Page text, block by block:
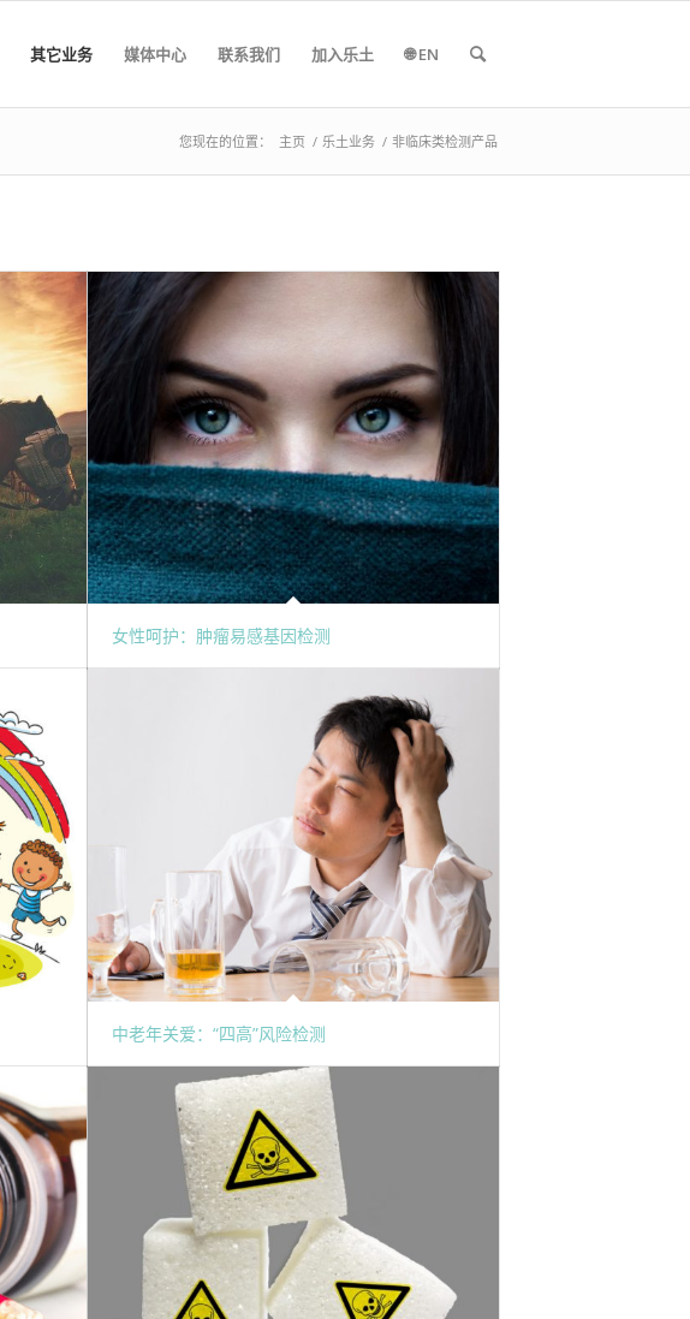
其它业务 媒体中心 联系我们 加入乐土 🌐 EN
您现在的位置： 主页 / 乐土业务 / 非临床类检测产品
女性呵护：肿瘤易感基因检测
中老年关爱：“四高”风险检测